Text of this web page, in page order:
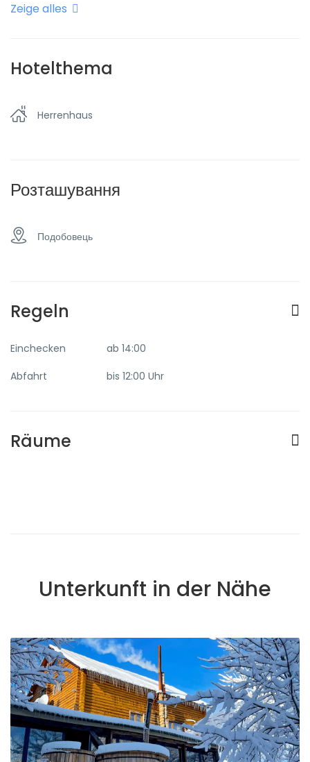
Heizung
Rauchen verboten
Schwimmbad
Zeige alles
Hotelthema
Herrenhaus
Розташування
Подобовець
Regeln
Einchecken
ab 14:00
Abfahrt
bis 12:00 Uhr
Räume
Unterkunft in der Nähe